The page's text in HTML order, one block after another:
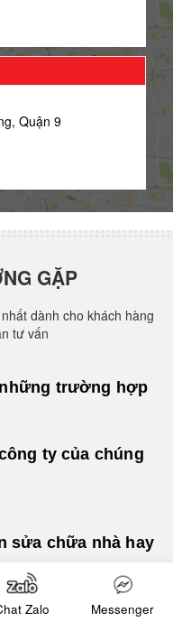
Quận 9
GẶP
dành cho khách hàng
tư vấn
trường hợp
ty của chúng
sửa chữa nhà hay
uy tín ở đâu?
Zalo Messenger